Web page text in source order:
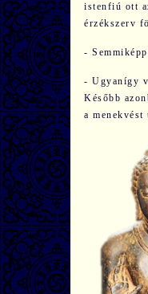
istenfiú ott
érzékszerv
-
- Ugyanígy
Később
a